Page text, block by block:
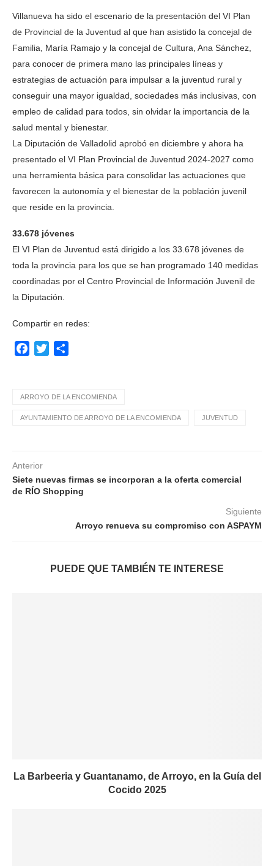
Villanueva ha sido el escenario de la presentación del VI Plan
de Provincial de la Juventud al que han asistido la concejal de
Familia, María Ramajo y la concejal de Cultura, Ana Sánchez,
para conocer de primera mano las principales líneas y
estrategias de actuación para impulsar a la juventud rural y
conseguir una mayor igualdad, sociedades más inclusivas, con
empleo de calidad para todos, sin olvidar la importancia de la
salud mental y bienestar.
La Diputación de Valladolid aprobó en diciembre y ahora ha
presentado el VI Plan Provincial de Juventud 2024-2027 como
una herramienta básica para consolidar las actuaciones que
favorecen la autonomía y el bienestar de la población juvenil
que reside en la provincia.
33.678 jóvenes
El VI Plan de Juventud está dirigido a los 33.678 jóvenes de
toda la provincia para los que se han programado 140 medidas
coordinadas por el Centro Provincial de Información Juvenil de
la Diputación.
Compartir en redes:
Facebook
Twitter
ARROYO DE LA ENCOMIENDA
AYUNTAMIENTO DE ARROYO DE LA ENCOMIENDA JUVENTUD
Anterior
Siete nuevas firmas se incorporan a la oferta comercial
de RÍO Shopping
Siguiente
Arroyo renueva su compromiso con ASPAYM
PUEDE QUE TAMBIÉN TE INTERESE
La Barbeeria y Guantanamo, de Arroyo, en la Guía del
Cocido 2025